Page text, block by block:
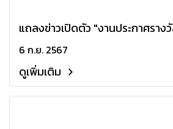
แถลงข่าวเปิดตัว "งานประกาศรา
ชาติ สุพรรณหงส์ ครั้งที่ 32"
6 ก.ย. 2567
ดูเพิ่มเติม